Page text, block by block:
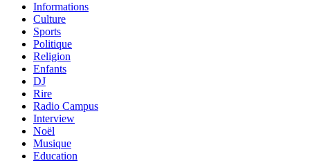
Informations
Culture
Sports
Politique
Religion
Enfants
DJ
Rire
Radio Campus
Interview
Noël
Musique
Education